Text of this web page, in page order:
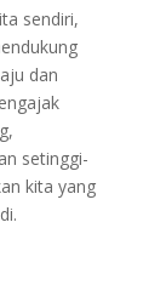
sendiri,
dan
setinggi-
kita yang